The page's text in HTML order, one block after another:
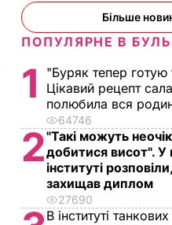
Більше
ПОПУЛЯРНЕ В
1
"Буряк тепер готую
Цікавий рецепт
полюбила вся
64746
2"Такі можуть
добитися висот". У
інституті
захищав диплом
27690
В інституті